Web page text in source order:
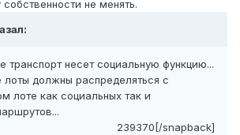
не менять.
несет социальную функцию...
лоты должны распределяться с
лоте как социальных так и
239370[/snapback]